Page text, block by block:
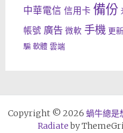
中華電信 信用卡 備份
帳號 廣告 微軟 手機 更新
騙 軟體 雲端
Copyright © 2026 蝸牛總是
Radiateby